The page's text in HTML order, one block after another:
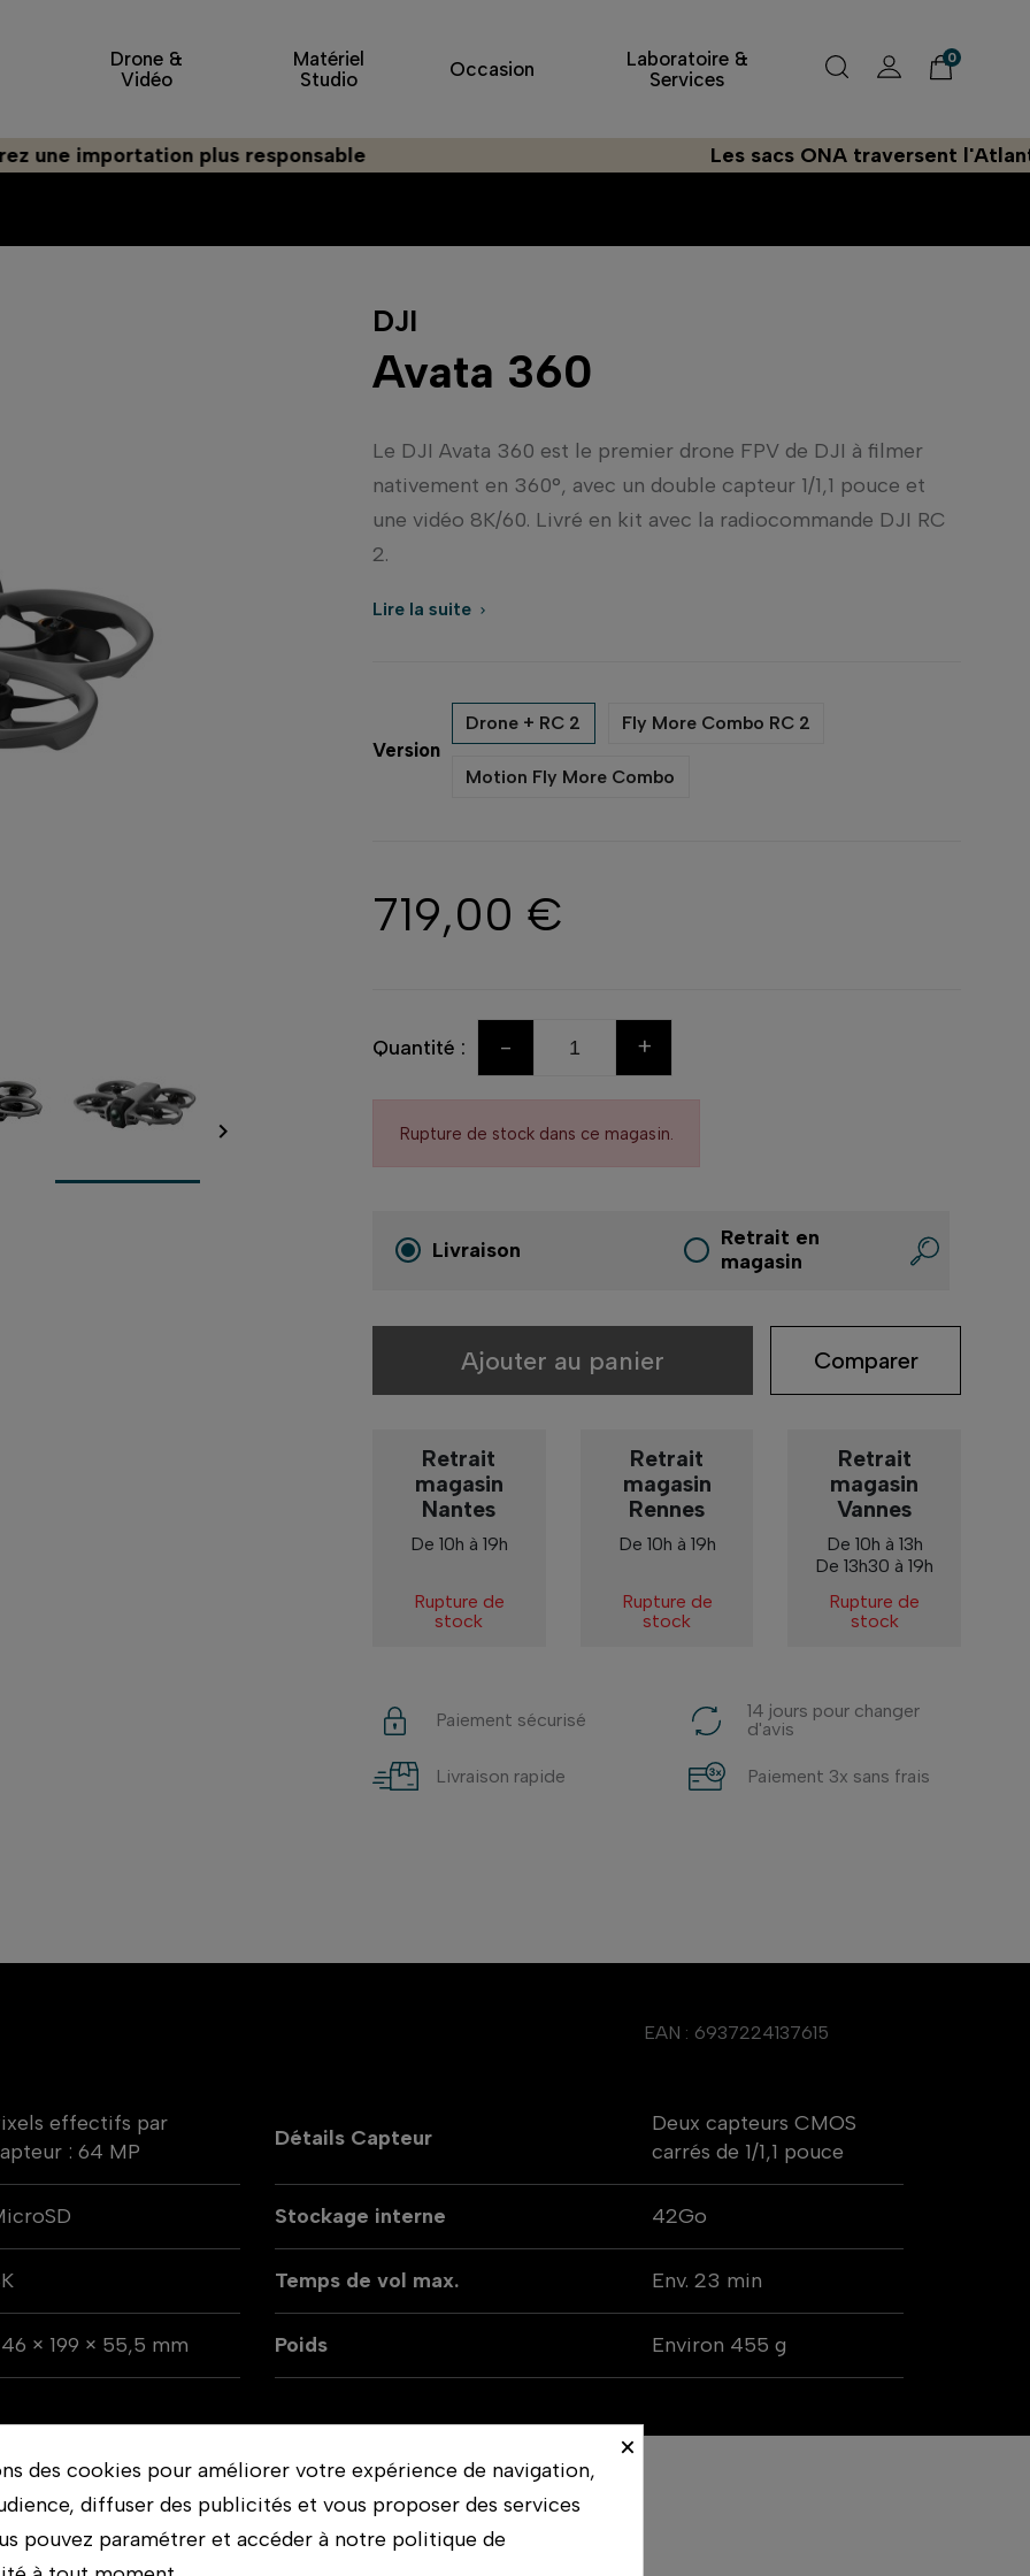
Drone &
Vidéo
Matériel
Studio
Occasion
Laboratoire &
Services
0
plus responsable Les sacs ONA traversent l'Atlantique à la voile

DJI
Avata 360
Le DJI Avata 360 est le premier drone FPV de DJI à filmer
nativement en 360°, avec un double capteur 1/1,1 pouce et
une vidéo 8K/60. Livré en kit avec la radiocommande DJI RC
2.
Lire la suite 
Version
Drone + RC 2 Fly More Combo RC 2
Motion Fly More Combo
719,00 €
Quantité : - +
Rupture de stock dans ce magasin.
Livraison
Retrait en
magasin
Ajouter au panier Comparer
Retrait
magasin
Nantes
De 10h à 19h
Rupture de
stock
Retrait
magasin
Rennes
De 10h à 19h
Rupture de
stock
Retrait
magasin
Vannes
De 10h à 13h
De 13h30 à 19h
Rupture de
stock
Paiement sécurisé
14 jours pour changer
d'avis
Livraison rapide Paiement 3x sans frais
EAN : 6937224137615
effectifs par
: 64 MP
Détails Capteur
Deux capteurs CMOS
carrés de 1/1,1 pouce
Stockage interne 42Go
Temps de vol max. Env. 23 min
× 199 × 55,5 mm Poids Environ 455 g
×
des cookies pour améliorer votre expérience de navigation,
diffuser des publicités et vous proposer des services
pouvez paramétrer et accéder à notre politique de